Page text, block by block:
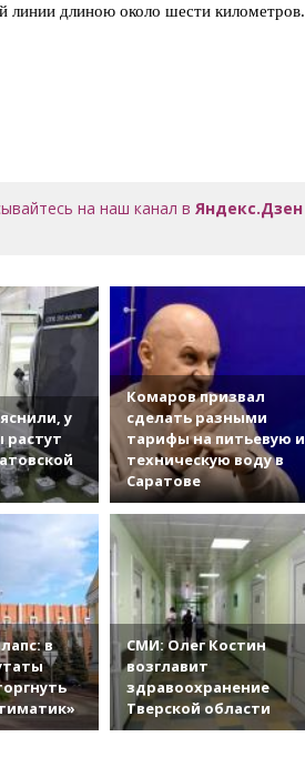
линии длиною около шести километров.
на наш канал вЯндекс.Дзен
у
растут
Комаров призвал
сделать разными
тарифы на питьевую и
техническую воду в
Саратове
в
СМИ: Олег Костин
возглавит
здравоохранение
Тверской области